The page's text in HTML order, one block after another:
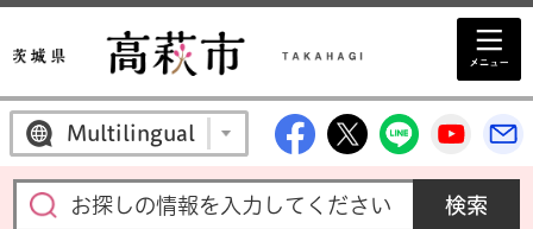
Multilingual 高萩市公式
高萩市公式X
高萩市
高